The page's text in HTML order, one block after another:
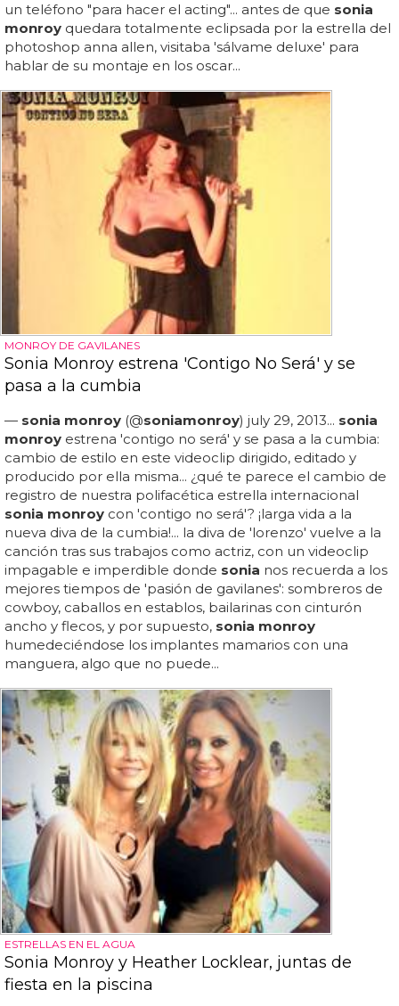
un teléfono "para hacer el acting"... antes de que sonia
monroy quedara totalmente eclipsada por la estrella del
photoshop anna allen, visitaba 'sálvame deluxe' para
hablar de su montaje en los oscar...
MONROY DE GAVILANES
Sonia Monroy estrena 'Contigo No Será' y se
pasa a la cumbia
— sonia monroy (@soniamonroy) july 29, 2013... sonia
monroy estrena 'contigo no será' y se pasa a la cumbia:
cambio de estilo en este videoclip dirigido, editado y
producido por ella misma... ¿qué te parece el cambio de
registro de nuestra polifacética estrella internacional
sonia monroy con 'contigo no será'? ¡larga vida a la
nueva diva de la cumbia!... la diva de 'lorenzo' vuelve a la
canción tras sus trabajos como actriz, con un videoclip
impagable e imperdible donde sonia nos recuerda a los
mejores tiempos de 'pasión de gavilanes': sombreros de
cowboy, caballos en establos, bailarinas con cinturón
ancho y flecos, y por supuesto, sonia monroy
humedeciéndose los implantes mamarios con una
manguera, algo que no puede...
ESTRELLAS EN EL AGUA
Sonia Monroy y Heather Locklear, juntas de
fiesta en la piscina